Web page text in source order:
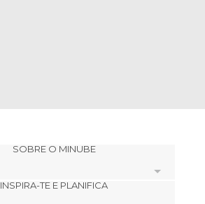
SOBRE O MINUBE
INSPIRA-TE E PLANIFICA